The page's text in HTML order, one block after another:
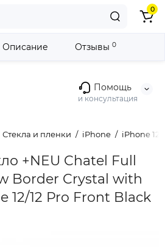
Помощь
и консультация
0
Стекла и пленки iPhone iPhone 12/
+NEU Chatel Full
Border Crystal with
12/12 Pro Front Black
Описание Отзывы 0